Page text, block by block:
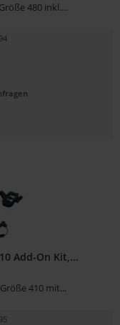
480 inkl....
Add-On Kit,...
410 mit...